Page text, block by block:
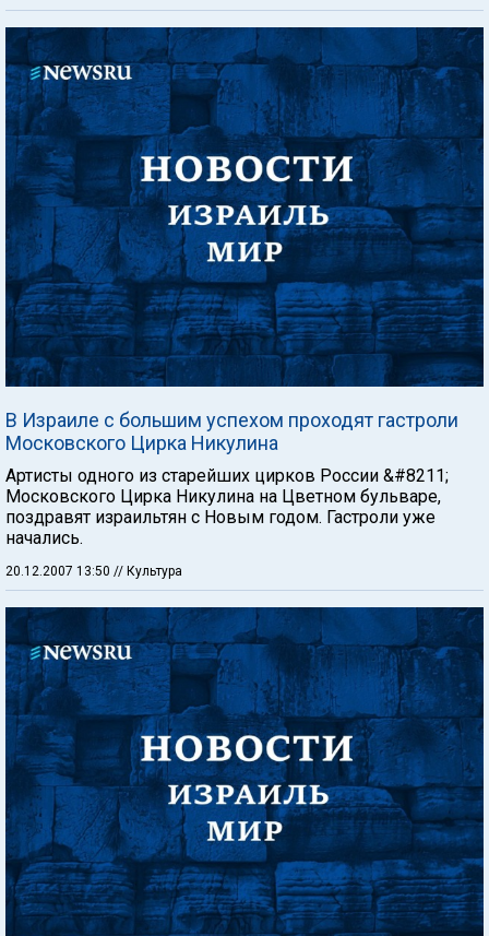
В Израиле с большим успехом проходят гастроли
Московского Цирка Никулина
Артисты одного из старейших цирков России &#8211;
Московского Цирка Никулина на Цветном бульваре,
поздравят израильтян с Новым годом. Гастроли уже
начались.
20.12.2007 13:50 // Культура